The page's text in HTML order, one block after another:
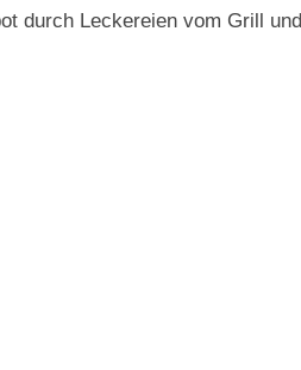
durch Leckereien vom Grill und